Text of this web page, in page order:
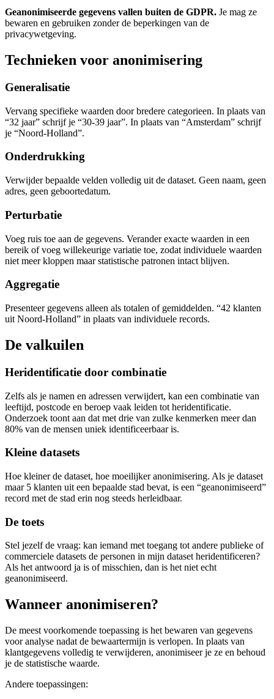
Geanonimiseerde gegevens vallen buiten de GDPR. Je mag ze
bewaren en gebruiken zonder de beperkingen van de
privacywetgeving.
Technieken voor anonimisering
Generalisatie
Vervang specifieke waarden door bredere categorieen. In plaats van
“32 jaar” schrijf je “30-39 jaar”. In plaats van “Amsterdam” schrijf
je “Noord-Holland”.
Onderdrukking
Verwijder bepaalde velden volledig uit de dataset. Geen naam, geen
adres, geen geboortedatum.
Perturbatie
Voeg ruis toe aan de gegevens. Verander exacte waarden in een
bereik of voeg willekeurige variatie toe, zodat individuele waarden
niet meer kloppen maar statistische patronen intact blijven.
Aggregatie
Presenteer gegevens alleen als totalen of gemiddelden. “42 klanten
uit Noord-Holland” in plaats van individuele records.
De valkuilen
Heridentificatie door combinatie
Zelfs als je namen en adressen verwijdert, kan een combinatie van
leeftijd, postcode en beroep vaak leiden tot heridentificatie.
Onderzoek toont aan dat met drie van zulke kenmerken meer dan
80% van de mensen uniek identificeerbaar is.
Kleine datasets
Hoe kleiner de dataset, hoe moeilijker anonimisering. Als je dataset
maar 5 klanten uit een bepaalde stad bevat, is een “geanonimiseerd”
record met de stad erin nog steeds herleidbaar.
De toets
Stel jezelf de vraag: kan iemand met toegang tot andere publieke of
commerciele datasets de personen in mijn dataset heridentificeren?
Als het antwoord ja is of misschien, dan is het niet echt
geanonimiseerd.
Wanneer anonimiseren?
De meest voorkomende toepassing is het bewaren van gegevens
voor analyse nadat de bewaartermijn is verlopen. In plaats van
klantgegevens volledig te verwijderen, anonimiseer je ze en behoud
je de statistische waarde.
Andere toepassingen: